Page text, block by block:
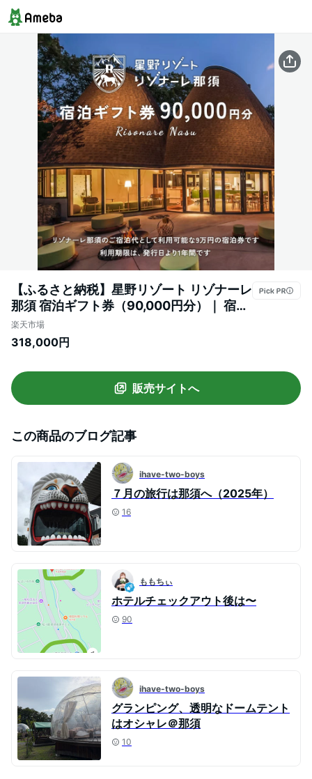
【ふるさと納税】星野リゾート リゾナーレ
那須 宿泊ギフト券（90,000円分）｜ 宿泊
旅行 チケット 宿泊券 旅行券 観光 国内旅行
那須 栃木県 那須町〔P-121〕※着日指定不
楽天市場
318,000円
販売サイトへ
この商品のブログ記事
ihave-two-boys
７月の旅行は那須へ（2025年）
16
ももちぃ
ホテルチェックアウト後は〜
90
ihave-two-boys
グランピング、透明なドームテント
はオシャレ＠那須
10